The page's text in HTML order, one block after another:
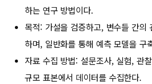
하는 연구 방법이다.
목적: 가설을 검증하고, 변수들 간의
하며, 일반화를 통해 예측 모델을 구
자료 수집 방법: 설문조사, 실험, 관
규모 표본에서 데이터를 수집한다.